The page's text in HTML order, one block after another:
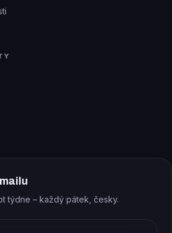
týdne – každý pátek, česky.